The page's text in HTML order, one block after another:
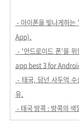
- 아이폰을 빛나게하
App).
- '안드로이드 폰'을
app best 3 for
- 태국, 담넌 사두억
유.
- 태국 방콕 : 방콕의